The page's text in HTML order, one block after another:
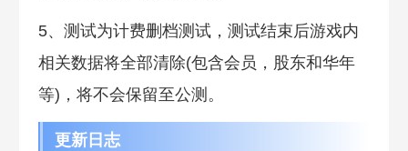
5、测试为计费删档测试，测试结束后游戏内
相关数据将全部清除(包含会员，股东和华年
等)，将不会保留至公测。
更新日志